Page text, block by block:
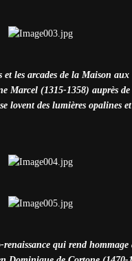
les arcades de la Maison
Marcel (1315-1358) auprès
lovent des lumières opalines
renaissance qui rend